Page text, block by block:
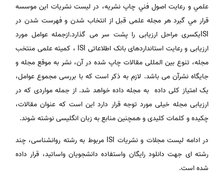
علمي و رعايت اصول فني چاپ نشريه، در ليست نشريات اين موسسه
قرار مي گيرد هر مجله علمی قبل از انتخاب شدن و فهرست شدن در
ISIیکسری مراحل ارزیابی را پشت سر می گذارد.ازجمله عوامل مورد
ارزیابی و رعایت استانداردهای بانک اطلاعاتی ISI ، کمیته علمی منتخب
مجله، تنوع بین المللی مقالات چاپ شده در آن، نشر به موقع مجله و
جایگاه نشرآن می باشد. لازم به ذکر است که با بررسی مجموع عوامل،
یک امتیاز کلی داده به مجله داده خواهد شد. از جمله مواردی که در
ارزیابی مجله خیلی مورد توجه قرار دارد این است که عنوان مقالات،
چکیده و کلمات کلیدی و همچنین منابع به زبان انگلیسی نوشته شوند.
در ادامه لیست مجلات و نشریات ISI مربوط به رشته روانشناسی، چند
رشته ای جهت دانلود رایگان واستفاده دانشجویان واساتید، قرار داده
شده است.